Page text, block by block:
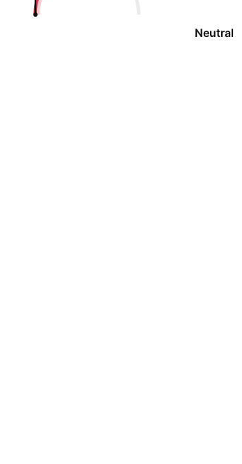
Neutral